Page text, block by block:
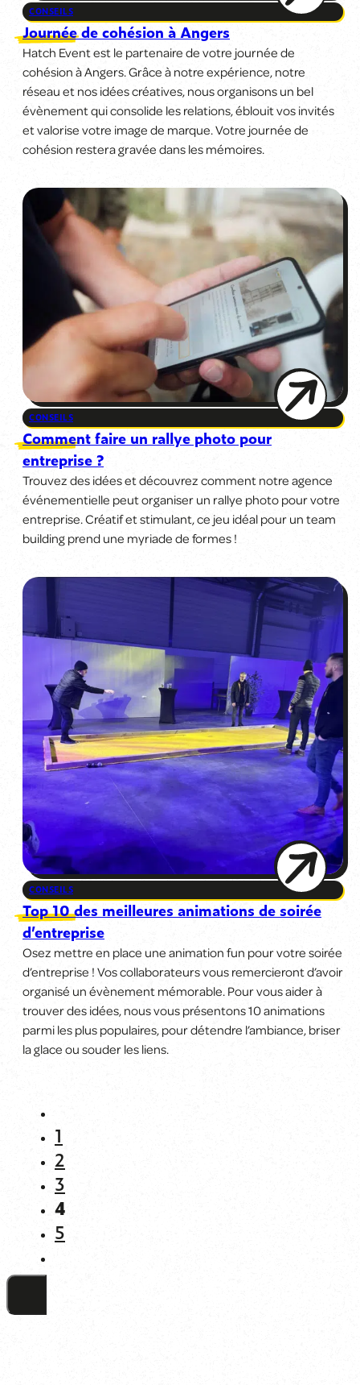
CONSEILS
Journée de cohésion à Angers
Hatch Event est le partenaire de votre journée de
cohésion à Angers. Grâce à notre expérience, notre
réseau et nos idées créatives, nous organisons un bel
évènement qui consolide les relations, éblouit vos invités
et valorise votre image de marque. Votre journée de
cohésion restera gravée dans les mémoires.
CONSEILS
Comment faire un rallye photo pour
entreprise ?
Trouvez des idées et découvrez comment notre agence
événementielle peut organiser un rallye photo pour votre
entreprise. Créatif et stimulant, ce jeu idéal pour un team
building prend une myriade de formes !
CONSEILS
Top 10 des meilleures animations de soirée
d’entreprise
Osez mettre en place une animation fun pour votre soirée
d’entreprise ! Vos collaborateurs vous remercieront d’avoir
organisé un évènement mémorable. Pour vous aider à
trouver des idées, nous vous présentons 10 animations
parmi les plus populaires, pour détendre l’ambiance, briser
la glace ou souder les liens.
1
2
3
4
5